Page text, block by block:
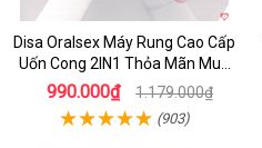
Disa Oralsex Máy Rung Cao Cấp
Uốn Cong 2IN1 Thỏa Mãn Mua
Ngay
990.000₫ 1.179.000₫
(903)